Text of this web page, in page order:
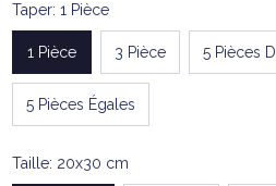
Taper: 1 Pièce
1 Pièce 3 Pièce 5 Pièces
5 Pièces Égales
Taille: 20x30 cm